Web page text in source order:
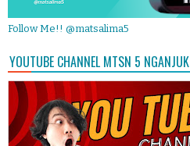
Follow Me!! @matsalima5
YOUTUBE CHANNEL MTSN 5 NGANJUK